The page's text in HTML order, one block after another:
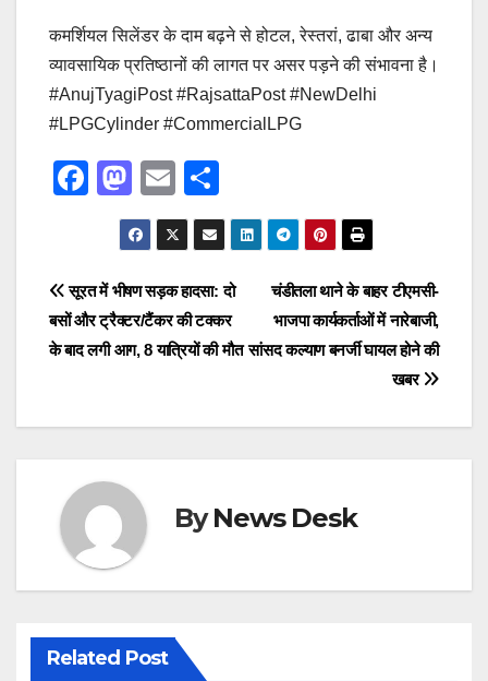
कमर्शियल सिलेंडर के दाम बढ़ने से होटल, रेस्तरां, ढाबा और अन्य
व्यावसायिक प्रतिष्ठानों की लागत पर असर पड़ने की संभावना है।
#AnujTyagiPost #RajsattaPost #NewDelhi
#LPGCylinder #CommercialLPG
F
e
b
o
k
M
a
st
o
d
o
E
m
ail
h
ar
e
Post
navigation
चंडीतला थाने के बाहर टीएमसी-
भाजपा कार्यकर्ताओं में नारेबाजी,
सांसद कल्याण बनर्जी घायल होने की
खबर
सूरत में भीषण सड़क हादसा: दो
बसों और ट्रैक्टर/टैंकर की टक्कर
के बाद लगी आग, 8 यात्रियों की मौत
ByNews Desk
Related Post